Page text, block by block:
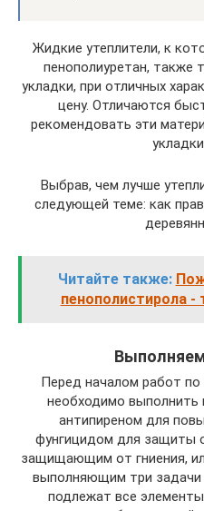
Жидкие утеплители, к
пенополиуретан, также
укладки, при отличных
цену. Отличаются
рекомендовать эти
Выбрав, чем лучше
следующей теме: как
Читайте также:
пенополистирола -
Перед началом работ по
необходимо выполнить
антипиреном для
фунгицидом для защиты
защищающим от гниения,
выполняющим три задачи
подлежат все